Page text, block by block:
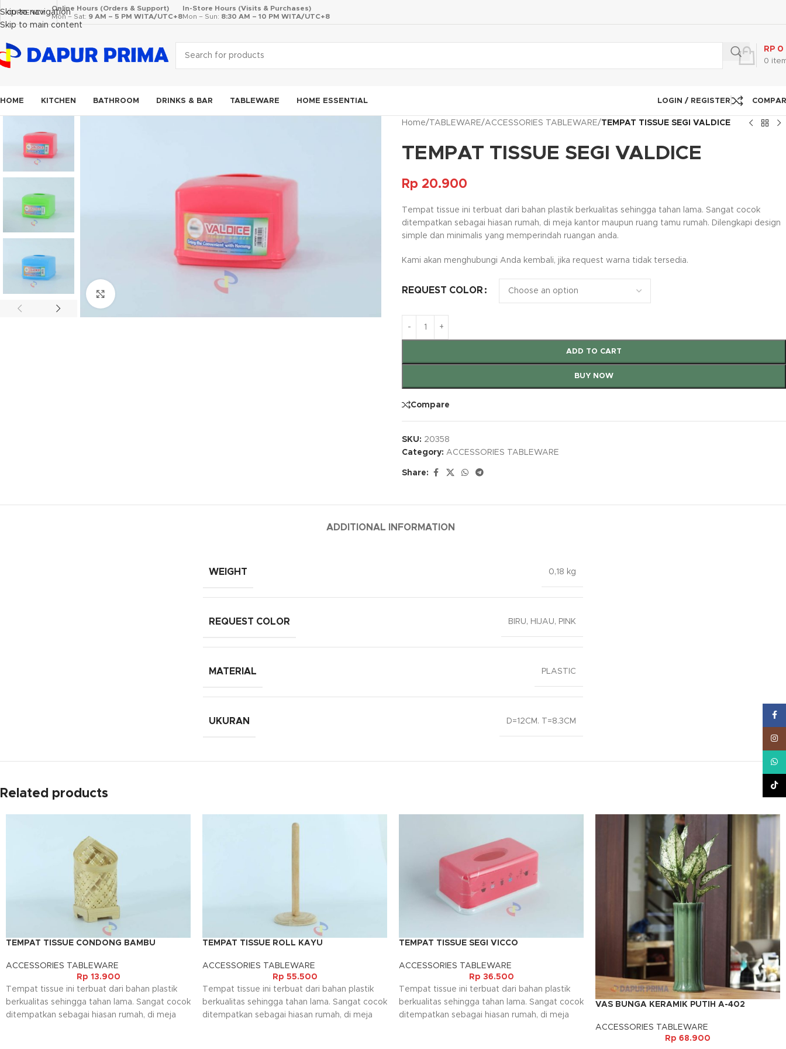
Skip to navigation
Skip to main content
CURRENCY
Online Hours (Orders & Support)
Mon – Sat: 9 AM – 5 PM WITA/UTC+8
In-Store Hours (Visits & Purchases)
Mon – Sun: 8:30 AM – 10 PM WITA/UTC+8
0
RP 0
HOME KITCHEN BATHROOM DRINKS & BAR TABLEWARE HOME ESSENTIAL LOGIN / REGISTER
Home/ TABLEWARE/ACCESSORIES TABLEWARE/TEMPAT TISSUE SEGI VALDICE
TEMPAT TISSUE SEGI VALDICE
Rp 20.900
Tempat tissue ini terbuat dari bahan plastik berkualitas sehingga tahan lama. Sangat cocok
ditempatkan sebagai hiasan rumah, di meja kantor maupun ruang tamu rumah. Dilengkapi design
simple dan minimalis yang memperindah ruangan anda.
Kami akan menghubungi Anda kembali, jika request warna tidak tersedia.
REQUEST COLOR
ADD TO CART
BUY NOW
Compare
SKU: 20358
Category: ACCESSORIES TABLEWARE
Share:
ADDITIONAL INFORMATION
WEIGHT 0,18 kg
REQUEST COLOR BIRU, HIJAU, PINK
MATERIAL PLASTIC
UKURAN D=12CM. T=8.3CM
Related products
TEMPAT TISSUE CONDONG BAMBU
ACCESSORIES TABLEWARE
Rp 13.900
Tempat tissue ini terbuat dari bahan plastik
berkualitas sehingga tahan lama. Sangat cocok
ditempatkan sebagai hiasan rumah, di meja
TEMPAT TISSUE ROLL KAYU
ACCESSORIES TABLEWARE
Rp 55.500
Tempat tissue ini terbuat dari bahan plastik
berkualitas sehingga tahan lama. Sangat cocok
ditempatkan sebagai hiasan rumah, di meja
TEMPAT TISSUE SEGI VICCO
ACCESSORIES TABLEWARE
Rp 36.500
Tempat tissue ini terbuat dari bahan plastik
berkualitas sehingga tahan lama. Sangat cocok
ditempatkan sebagai hiasan rumah, di meja
VAS BUNGA KERAMIK PUTIH A-402
ACCESSORIES TABLEWARE
Rp 68.900